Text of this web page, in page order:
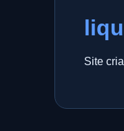
Site